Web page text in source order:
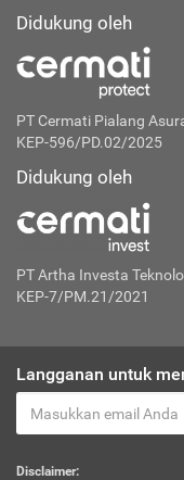
Didukung oleh
PT Cermati Pialang
KEP-596/PD.02/2025
Didukung oleh
PT Artha Investa
KEP-7/PM.21/2021
Langganan untuk
Disclaimer: